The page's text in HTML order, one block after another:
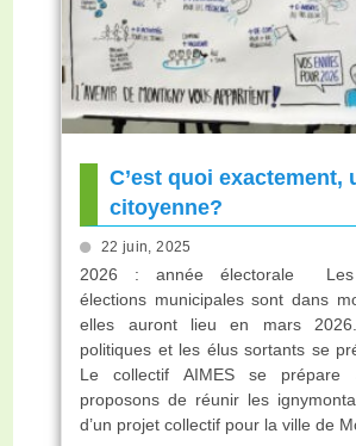
C’est quoi exactement,
citoyenne?
22 juin, 2025
2026 : année électorale Les
élections municipales sont dans
elles auront lieu en mars
politiques et les élus sortants se
Le collectif AIMES se prépare
proposons de réunir les
d’un projet collectif pour la ville de